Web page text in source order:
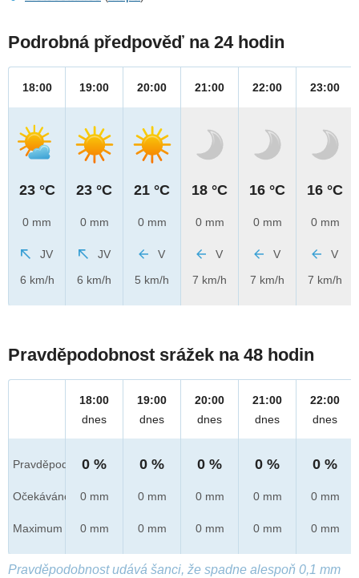
Podrobná předpověď na 24 hodin
18:00
23 °C
0 mm
JV
6 km/h
19:00
23 °C
0 mm
JV
6 km/h
20:00
21 °C
0 mm
V
5 km/h
21:00
18 °C
0 mm
V
7 km/h
22:00
16 °C
0 mm
V
7 km/h
23:00
16 °C
0 mm
V
7 km/h
Pravděpodobnost srážek na 48 hodin
Pravděpod.
Očekáváno
Maximum
18:00
dnes
0 %
0 mm
0 mm
19:00
dnes
0 %
0 mm
0 mm
20:00
dnes
0 %
0 mm
0 mm
21:00
dnes
0 %
0 mm
0 mm
22:00
dnes
0 %
0 mm
0 mm
Pravděpodobnost udává šanci, že spadne alespoň 0,1 mm